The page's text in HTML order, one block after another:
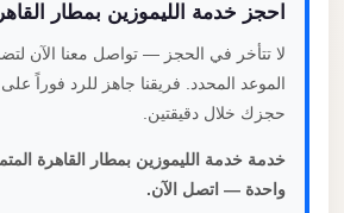
احجز خدمة الليموزين بمطار
لا تتأخر في الحجز — تواصل معنا الآن
الموعد المحدد. فريقنا جاهز للرد فوراً على
حجزك خلال دقيقتين.
خدمة خدمة الليموزين بمطار القاهرة
واحدة — اتصل الآن.